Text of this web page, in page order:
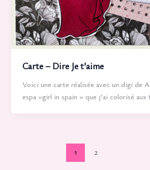
Carte – Dire Je t’aime
Voici une carte réalisée avec un digi de
espa »girl in spain » que j’ai colorisé aux
1 2